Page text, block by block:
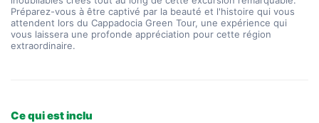
Préparez-vous à être captivé par la beauté et l'histoire qui vous
attendent lors du Cappadocia Green Tour, une expérience qui
vous laissera une profonde appréciation pour cette région
extraordinaire.
Ce qui est inclu